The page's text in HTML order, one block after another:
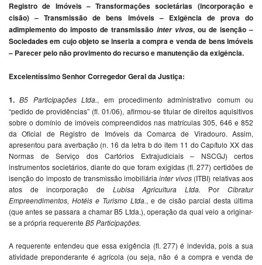
Registro de Imóveis – Transformações societárias (incorporação e
cisão) – Transmissão de bens imóveis – Exigência de prova do
adimplemento do imposto de transmissão inter vivos, ou de isenção –
Sociedades em cujo objeto se inseria a compra e venda de bens imóveis
– Parecer pelo não provimento do recurso e manutenção da exigência.
Excelentíssimo Senhor Corregedor Geral da Justiça:
1. B5 Participações Ltda., em procedimento administrativo comum ou
“pedido de providências” (fl. 01/06), afirmou-se titular de direitos aquisitivos
sobre o domínio de imóveis compreendidos nas matrículas 305, 646 e 852
da Oficial de Registro de Imóveis da Comarca de Viradouro. Assim,
apresentou para averbação (n. 16 da letra b do item 11 do Capítulo XX das
Normas de Serviço dos Cartórios Extrajudiciais – NSCGJ) certos
instrumentos societários, diante do que foram exigidas (fl. 277) certidões de
isenção do imposto de transmissão imobiliáriainter vivos(ITBI) relativas aos
atos de incorporação de Lubisa Agricultura Ltda. Por Cibratur
Empreendimentos, Hotéis e Turismo Ltda., e de cisão parcial desta última
(que antes se passara a chamar B5 Ltda.), operação da qual veio a originar-
se a própria requerente B5 Participações.
A requerente entendeu que essa exigência (fl. 277) é indevida, pois a sua
atividade preponderante é agrícola (ou seja, não é a compra e venda de